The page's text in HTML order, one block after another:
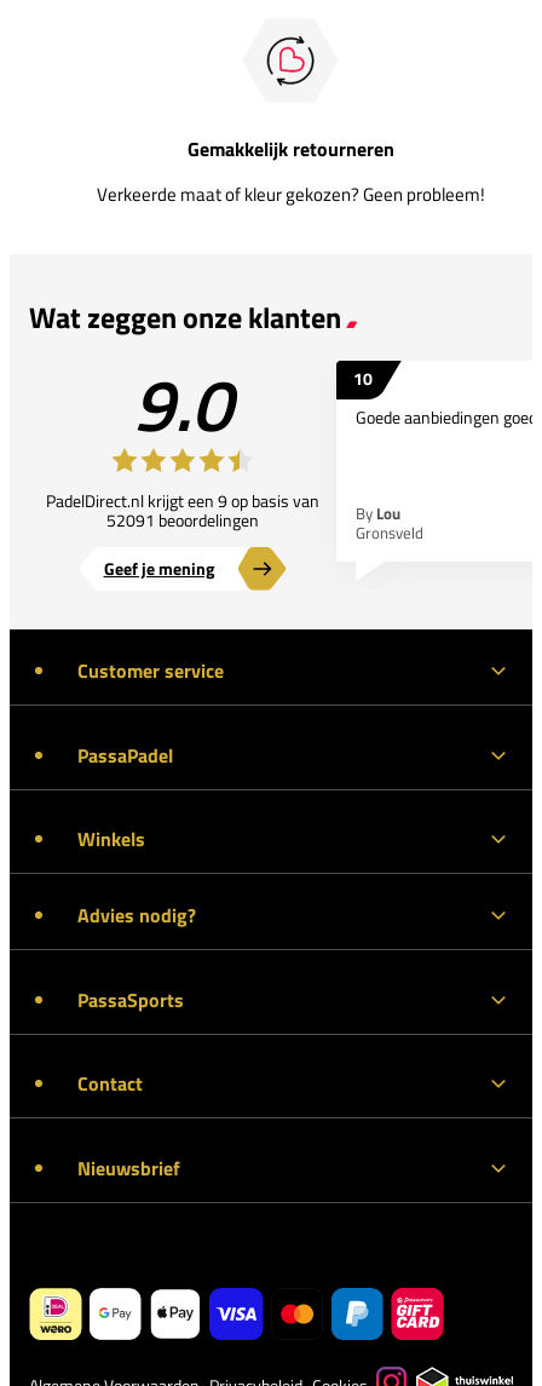
Gemakkelijk retourneren
Verkeerde maat of kleur gekozen? Geen probleem!
Wat zeggen onze klanten
9.0
PadelDirect.nl krijgt een 9 op basis van
52091 beoordelingen
Geef je mening
10
Goede aanbiedingen
By Lou
Gronsveld
Customer service
PassaPadel
Winkels
Advies nodig?
PassaSports
Contact
Nieuwsbrief